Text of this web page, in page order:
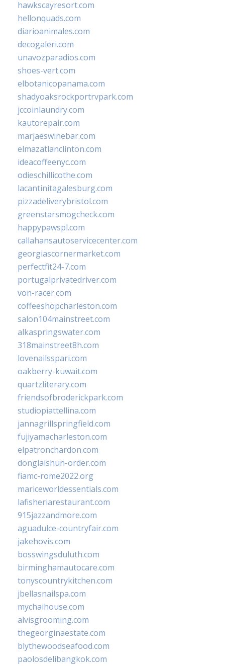
hawkscayresort.com
hellonquads.com
diarioanimales.com
decogaleri.com
unavozparadios.com
shoes-vert.com
elbotanicopanama.com
shadyoaksrockportrvpark.com
jccoinlaundry.com
kautorepair.com
marjaeswinebar.com
elmazatlanclinton.com
ideacoffeenyc.com
odieschillicothe.com
lacantinitagalesburg.com
pizzadeliverybristol.com
greenstarsmogcheck.com
happypawspl.com
callahansautoservicecenter.com
georgiascornermarket.com
perfectfit24-7.com
portugalprivatedriver.com
von-racer.com
coffeeshopcharleston.com
salon104mainstreet.com
alkaspringswater.com
318mainstreet8h.com
lovenailsspari.com
oakberry-kuwait.com
quartzliterary.com
friendsofbroderickpark.com
studiopiattellina.com
jannagrillspringfield.com
fujiyamacharleston.com
elpatronchardon.com
donglaishun-order.com
fiamc-rome2022.org
mariceworldessentials.com
lafisheriarestaurant.com
915jazzandmore.com
aguadulce-countryfair.com
jakehovis.com
bosswingsduluth.com
birminghamautocare.com
tonyscountrykitchen.com
jbellasnailspa.com
mychaihouse.com
alvisgrooming.com
thegeorginaestate.com
blythewoodseafood.com
paolosdelibangkok.com